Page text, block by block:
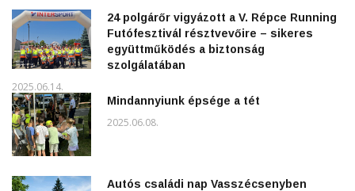
24 polgárőr vigyázott a V. Répce Running
Futófesztivál résztvevőire – sikeres
együttműködés a biztonság
szolgálatában
2025.06.14.
Mindannyiunk épsége a tét
2025.06.08.
Autós családi nap Vasszécsenyben